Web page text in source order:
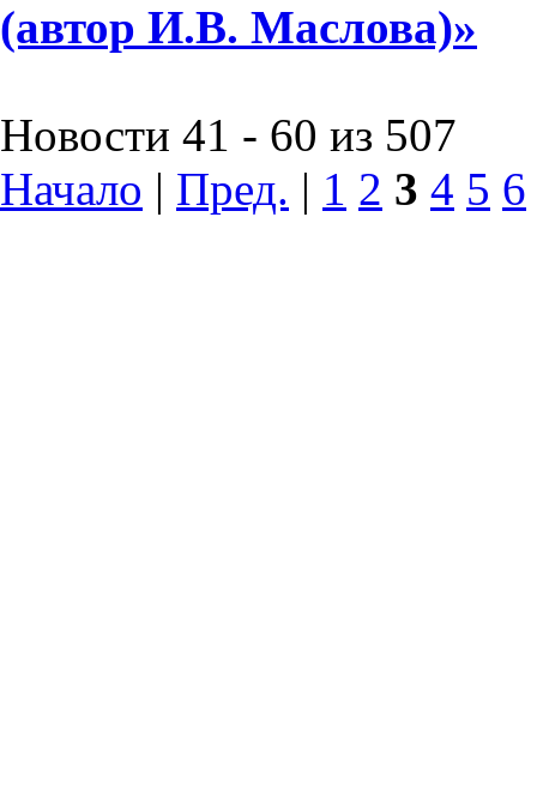
(автор И.В. Маслова)»
Новости 41 - 60 из 507
Начало | Пред. | 1 2 3 4 5 6